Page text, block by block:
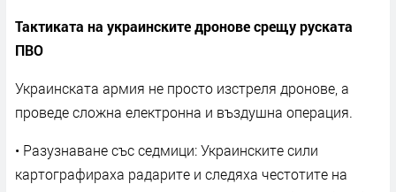
Тактиката на украинските дронове срещу руската
ПВО
Украинската армия не просто изстреля дронове, а
проведе сложна електронна и въздушна операция.
• Разузнаване със седмици: Украинските сили
картографираха радарите и следяха честотите на